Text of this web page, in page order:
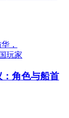
角色与船首